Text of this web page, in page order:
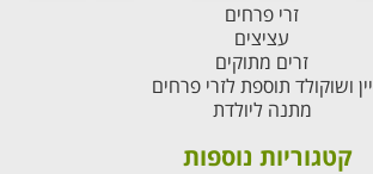
זרי פרחים
עציצים
זרים מתוקים
יין ושוקולד תוספת לזרי פרחים
מתנה ליולדת
קטגוריות נוספות